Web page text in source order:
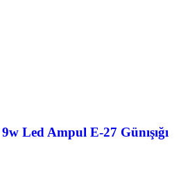
Led Ampul E-27 Günışığı